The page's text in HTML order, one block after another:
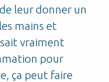
leur donner un
mains et
vraiment
pour
ça peut faire